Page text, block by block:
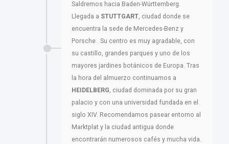
Saldremos hacia Baden-Württemberg.
Llegada a STUTTGART, ciudad donde se
encuentra la sede de Mercedes-Benz y
Porsche . Su centro es muy agradable, con
su castillo, grandes parques y uno de los
mayores jardines botánicos de Europa. Tras
la hora del almuerzo continuamos a
HEIDELBERG, ciudad dominada por su gran
palacio y con una universidad fundada en el
siglo XIV. Recomendamos pasear entorno al
Marktplat y la ciudad antigua donde
encontrarán numerosos cafés y mucha vida.